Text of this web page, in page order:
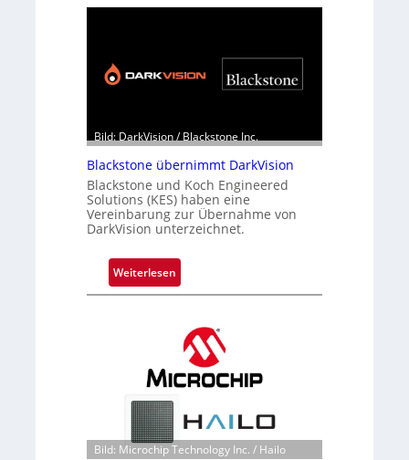
d
e
t
e
i
l
i
t
s
n
r
e
Bild: DarkVision / Blackstone Inc.
Blackstone übernimmt DarkVision
Blackstone und Koch Engineered
Solutions (KES) haben eine
Vereinbarung zur Übernahme von
DarkVision unterzeichnet.
Weiterlesen:
B
s
n
Bild: Microchip Technology Inc. / Hailo